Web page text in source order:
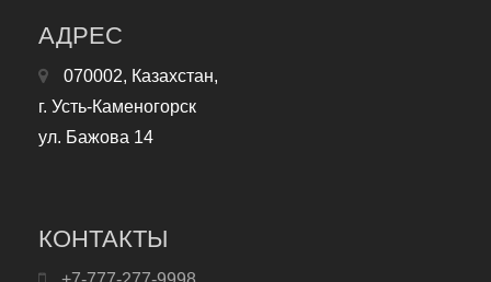
АДРЕС
070002, Казахстан,
г. Усть-Каменогорск
ул. Бажова 14
КОНТАКТЫ